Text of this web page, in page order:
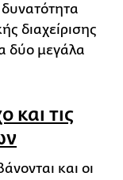
δυνατότητα
διαχείρισης
δύο μεγάλα
και τις
και οι